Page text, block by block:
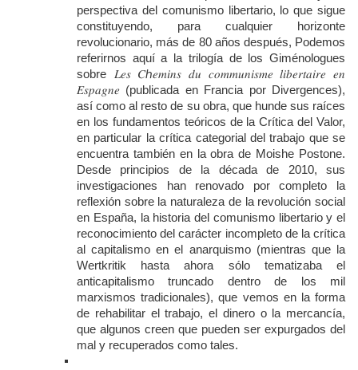
perspectiva del comunismo libertario, lo que sigue
constituyendo, para cualquier horizonte
revolucionario, más de 80 años después, Podemos
referirnos aquí a la trilogía de los Giménologues
sobre 𝐿𝑒𝑠 𝐶ℎ𝑒𝑚𝑖𝑛𝑠 𝑑𝑢 𝑐𝑜𝑚𝑚𝑢𝑛𝑖𝑠𝑚𝑒 𝑙𝑖𝑏𝑒𝑟𝑡𝑎𝑖𝑟𝑒 𝑒𝑛
𝐸𝑠𝑝𝑎𝑔𝑛𝑒 (publicada en Francia por Divergences),
así como al resto de su obra, que hunde sus raíces
en los fundamentos teóricos de la Crítica del Valor,
en particular la crítica categorial del trabajo que se
encuentra también en la obra de Moishe Postone.
Desde principios de la década de 2010, sus
investigaciones han renovado por completo la
reflexión sobre la naturaleza de la revolución social
en España, la historia del comunismo libertario y el
reconocimiento del carácter incompleto de la crítica
al capitalismo en el anarquismo (mientras que la
Wertkritik hasta ahora sólo tematizaba el
anticapitalismo truncado dentro de los mil
marxismos tradicionales), que vemos en la forma
de rehabilitar el trabajo, el dinero o la mercancía,
que algunos creen que pueden ser expurgados del
mal y recuperados como tales.